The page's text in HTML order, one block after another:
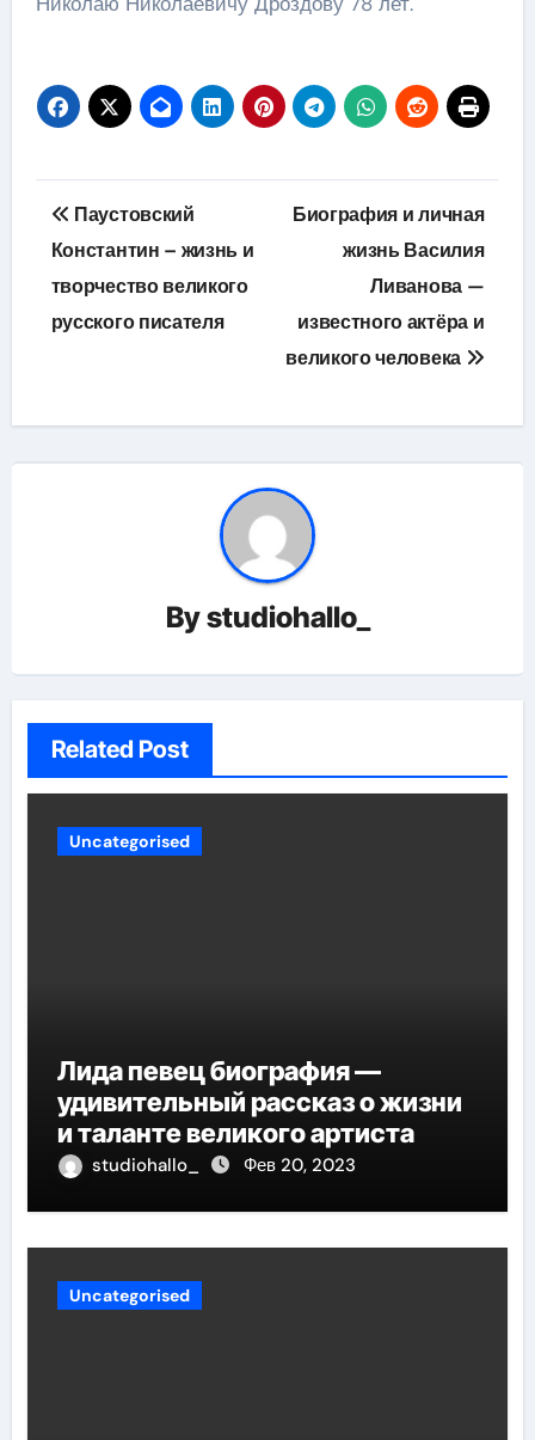
Навигация
по
записям
Паустовский
Константин – жизнь и
творчество великого
русского писателя
Биография и личная
жизнь Василия
Ливанова —
известного актёра и
великого человека
Bystudiohallo_
Related Post
Uncategorised
Лида певец биография —
удивительный рассказ о жизни
и таланте великого артиста
studiohallo_ Фев 20, 2023
Uncategorised